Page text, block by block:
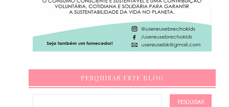
PESQUISAR ESTE BLOG